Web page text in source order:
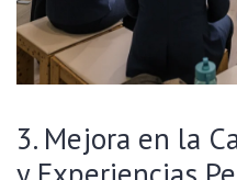
3. Mejora en la